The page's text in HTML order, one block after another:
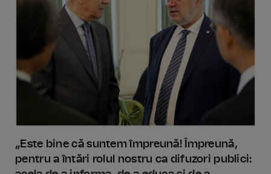
„Este bine că suntem împreună! Împreună,
pentru a întări rolul nostru ca difuzori publici: